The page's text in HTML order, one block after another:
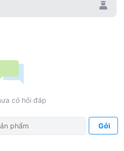
có hỏi đáp
Gởi